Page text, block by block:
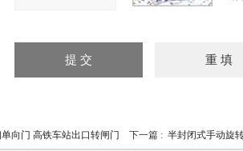
向门 高铁车站出口转闸门 下一篇 : 半封闭式手动旋